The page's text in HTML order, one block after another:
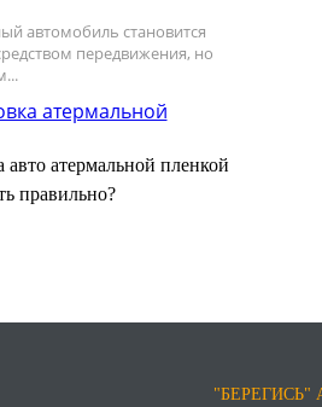
автомобиль становится
передвижения, но
авто атермальной пленкой
правильно?